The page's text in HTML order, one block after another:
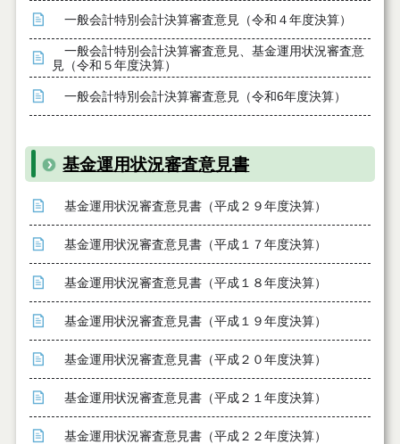
一般会計特別会計決算審査意見（令和４年度決算）
一般会計特別会計決算審査意見、基金運用状況審査意
見（令和５年度決算）
一般会計特別会計決算審査意見（令和6年度決算）
基金運用状況審査意見書
基金運用状況審査意見書（平成２９年度決算）
基金運用状況審査意見書（平成１７年度決算）
基金運用状況審査意見書（平成１８年度決算）
基金運用状況審査意見書（平成１９年度決算）
基金運用状況審査意見書（平成２０年度決算）
基金運用状況審査意見書（平成２１年度決算）
基金運用状況審査意見書（平成２２年度決算）